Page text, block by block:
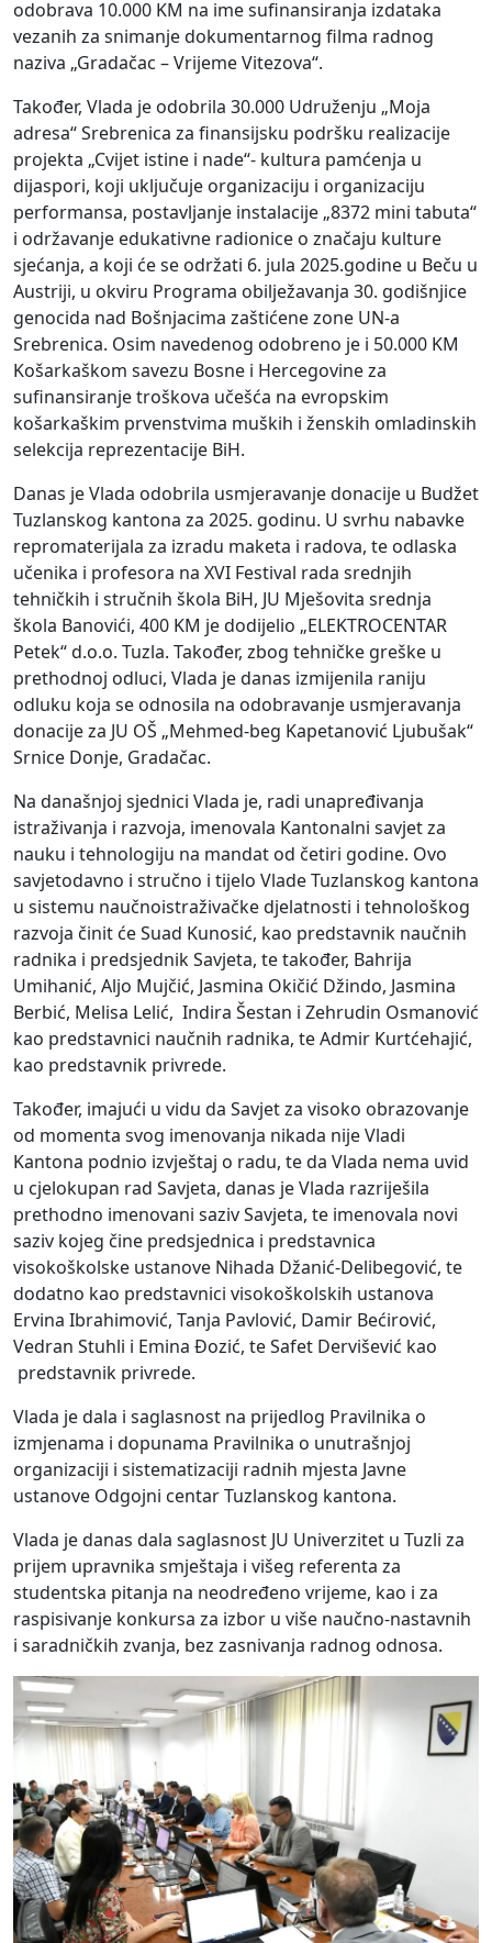
odobrava 10.000 KM na ime sufinansiranja izdataka
vezanih za snimanje dokumentarnog filma radnog
naziva „Gradačac – Vrijeme Vitezova“.
Također, Vlada je odobrila 30.000 Udruženju „Moja
adresa“ Srebrenica za finansijsku podršku realizacije
projekta „Cvijet istine i nade“- kultura pamćenja u
dijaspori, koji uključuje organizaciju i organizaciju
performansa, postavljanje instalacije „8372 mini tabuta“
i održavanje edukativne radionice o značaju kulture
sjećanja, a koji će se održati 6. jula 2025.godine u Beču u
Austriji, u okviru Programa obilježavanja 30. godišnjice
genocida nad Bošnjacima zaštićene zone UN-a
Srebrenica. Osim navedenog odobreno je i 50.000 KM
Košarkaškom savezu Bosne i Hercegovine za
sufinansiranje troškova učešća na evropskim
košarkaškim prvenstvima muških i ženskih omladinskih
selekcija reprezentacije BiH.
Danas je Vlada odobrila usmjeravanje donacije u Budžet
Tuzlanskog kantona za 2025. godinu. U svrhu nabavke
repromaterijala za izradu maketa i radova, te odlaska
učenika i profesora na XVI Festival rada srednjih
tehničkih i stručnih škola BiH, JU Mješovita srednja
škola Banovići, 400 KM je dodijelio „ELEKTROCENTAR
Petek“ d.o.o. Tuzla. Također, zbog tehničke greške u
prethodnoj odluci, Vlada je danas izmijenila raniju
odluku koja se odnosila na odobravanje usmjeravanja
donacije za JU OŠ „Mehmed-beg Kapetanović Ljubušak“
Srnice Donje, Gradačac.
Na današnjoj sjednici Vlada je, radi unapređivanja
istraživanja i razvoja, imenovala Kantonalni savjet za
nauku i tehnologiju na mandat od četiri godine. Ovo
savjetodavno i stručno i tijelo Vlade Tuzlanskog kantona
u sistemu naučnoistraživačke djelatnosti i tehnološkog
razvoja činit će Suad Kunosić, kao predstavnik naučnih
radnika i predsjednik Savjeta, te također, Bahrija
Umihanić, Aljo Mujčić, Jasmina Okičić Džindo, Jasmina
Berbić, Melisa Lelić, Indira Šestan i Zehrudin Osmanović
kao predstavnici naučnih radnika, te Admir Kurtćehajić,
kao predstavnik privrede.
Također, imajući u vidu da Savjet za visoko obrazovanje
od momenta svog imenovanja nikada nije Vladi
Kantona podnio izvještaj o radu, te da Vlada nema uvid
u cjelokupan rad Savjeta, danas je Vlada razriješila
prethodno imenovani saziv Savjeta, te imenovala novi
saziv kojeg čine predsjednica i predstavnica
visokoškolske ustanove Nihada Džanić-Delibegović, te
dodatno kao predstavnici visokoškolskih ustanova
Ervina Ibrahimović, Tanja Pavlović, Damir Bećirović,
Vedran Stuhli i Emina Đozić, te Safet Dervišević kao
predstavnik privrede.
Vlada je dala i saglasnost na prijedlog Pravilnika o
izmjenama i dopunama Pravilnika o unutrašnjoj
organizaciji i sistematizaciji radnih mjesta Javne
ustanove Odgojni centar Tuzlanskog kantona.
Vlada je danas dala saglasnost JU Univerzitet u Tuzli za
prijem upravnika smještaja i višeg referenta za
studentska pitanja na neodređeno vrijeme, kao i za
raspisivanje konkursa za izbor u više naučno-nastavnih
i saradničkih zvanja, bez zasnivanja radnog odnosa.